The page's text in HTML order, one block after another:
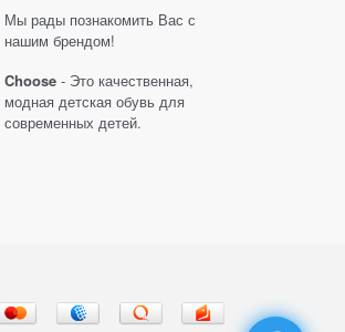
Мы рады познакомить Вас с
нашим брендом!
Choose - Это качественная,
модная детская обувь для
современных детей.